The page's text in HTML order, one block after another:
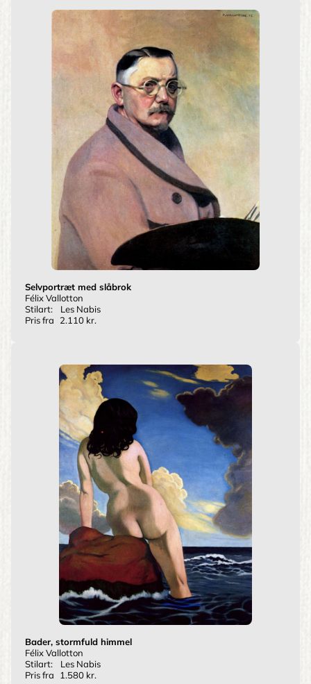
Selvportræt med slåbrok
Félix Vallotton
Stilart:
Les Nabis
Pris fra
2.110 kr.
Bader, stormfuld himmel
Félix Vallotton
Stilart:
Les Nabis
Pris fra
1.580 kr.